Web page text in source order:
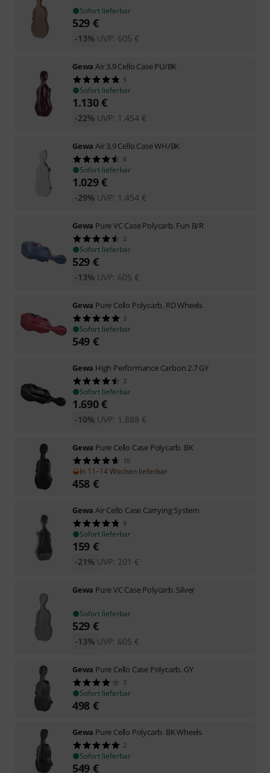
Sofort lieferbar
529 €
UVP: 605 €
-13%
Gewa Air 3.9 Cello Case PU/BK
5
Sofort lieferbar
1.130€
UVP: 1.454 €
-22%
Gewa Air 3.9 Cello Case WH/BK
8
Sofort lieferbar
1.029€
UVP: 1.454 €
-29%
Gewa Pure VC Case Polycarb. Fun B/R
2
Sofort lieferbar
529 €
UVP: 605 €
-13%
Gewa Pure Cello Polycarb. RD Wheels
3
Sofort lieferbar
549 €
Gewa High Performance Carbon 2.7 GY
2
Sofort lieferbar
1.690€
UVP: 1.888 €
-10%
Gewa Pure Cello Case Polycarb. BK
10
In 11–14 Wochen lieferbar
458 €
Gewa Air Cello Case Carrying System
9
Sofort lieferbar
159 €
UVP: 201 €
-21%
Gewa Pure VC Case Polycarb. Silver
Sofort lieferbar
529 €
UVP: 605 €
-13%
Gewa Pure Cello Case Polycarb. GY
7
Sofort lieferbar
498 €
Gewa Pure Cello Polycarb. BK Wheels
2
Sofort lieferbar
549 €